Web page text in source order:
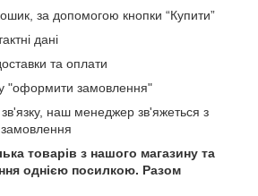
за допомогою кнопки “Купити”
дані
та оплати
"оформити замовлення"
наш менеджер зв'яжеться з
товарів з нашого магазину та
однією посилкою. Разом